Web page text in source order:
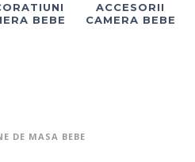
BEBE
ACCESORII
CAMERA BEBE
DE MASA BEBE